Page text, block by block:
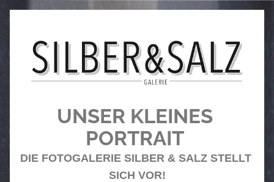
UNSER KLEINES
PORTRAIT
DIE FOTOGALERIE SILBER & SALZ STELLT
SICH VOR!